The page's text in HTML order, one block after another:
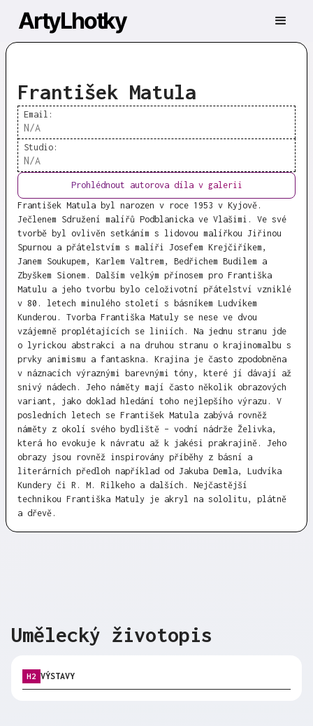
ArtyLhotky
František Matula
Email:
N/A
Studio:
N/A
Prohlédnout autorova díla v galerii
František Matula byl narozen v roce 1953 v Kyjově.
Ječlenem Sdružení malířů Podblanicka ve Vlašimi. Ve své
tvorbě byl ovlivěn setkáním s lidovou malířkou Jiřinou
Spurnou a přátelstvím s malíři Josefem Krejčiříkem,
Janem Soukupem, Karlem Valtrem, Bedřichem Budilem a
Zbyškem Sionem. Dalším velkým přínosem pro Františka
Matulu a jeho tvorbu bylo celoživotní přátelství vzniklé
v 80. letech minulého století s básníkem Ludvíkem
Kunderou. Tvorba Františka Matuly se nese ve dvou
vzájemně proplétajících se liniích. Na jednu stranu jde
o lyrickou abstrakci a na druhou stranu o krajinomalbu s
prvky animismu a fantaskna. Krajina je často zpodobněna
v náznacích výraznými barevnými tóny, které jí dávají až
snivý nádech. Jeho náměty mají často několik obrazových
variant, jako doklad hledání toho nejlepšího výrazu. V
posledních letech se František Matula zabývá rovněž
náměty z okolí svého bydliště – vodní nádrže Želivka,
která ho evokuje k návratu až k jakési prakrajině. Jeho
obrazy jsou rovněž inspirovány příběhy z básní a
literárních předloh například od Jakuba Demla, Ludvíka
Kundery či R. M. Rilkeho a dalších. Nejčastější
technikou Františka Matuly je akryl na sololitu, plátně
a dřevě.
Umělecký životopis
H2 VÝSTAVY